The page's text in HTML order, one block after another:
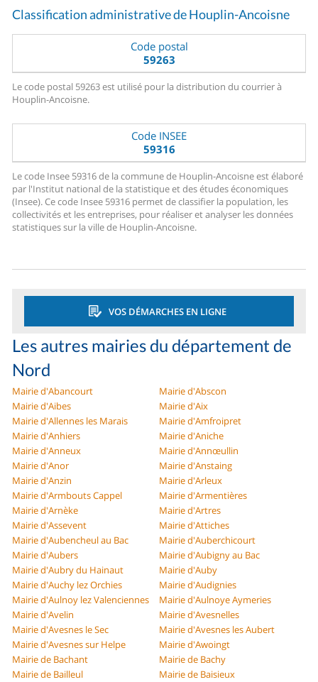
Classification administrative de Houplin-Ancoisne
Code postal
59263
Le code postal 59263 est utilisé pour la distribution du courrier à
Houplin-Ancoisne.
Code INSEE
59316
Le code Insee 59316 de la commune de Houplin-Ancoisne est élaboré
par l'Institut national de la statistique et des études économiques
(Insee). Ce code Insee 59316 permet de classifier la population, les
collectivités et les entreprises, pour réaliser et analyser les données
statistiques sur la ville de Houplin-Ancoisne.
VOS DÉMARCHES EN LIGNE
Les autres mairies du département de
Nord
Mairie d'Abancourt
Mairie d'Abscon
Mairie d'Aibes
Mairie d'Aix
Mairie d'Allennes les Marais
Mairie d'Amfroipret
Mairie d'Anhiers
Mairie d'Aniche
Mairie d'Anneux
Mairie d'Annœullin
Mairie d'Anor
Mairie d'Anstaing
Mairie d'Anzin
Mairie d'Arleux
Mairie d'Armbouts Cappel
Mairie d'Armentières
Mairie d'Arnèke
Mairie d'Artres
Mairie d'Assevent
Mairie d'Attiches
Mairie d'Aubencheul au Bac
Mairie d'Auberchicourt
Mairie d'Aubers
Mairie d'Aubigny au Bac
Mairie d'Aubry du Hainaut
Mairie d'Auby
Mairie d'Auchy lez Orchies
Mairie d'Audignies
Mairie d'Aulnoy lez Valenciennes
Mairie d'Aulnoye Aymeries
Mairie d'Avelin
Mairie d'Avesnelles
Mairie d'Avesnes le Sec
Mairie d'Avesnes les Aubert
Mairie d'Avesnes sur Helpe
Mairie d'Awoingt
Mairie de Bachant
Mairie de Bachy
Mairie de Bailleul
Mairie de Baisieux